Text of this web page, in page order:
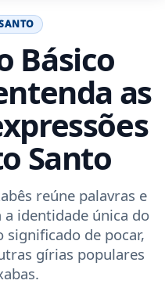
Básico
as
Santo
reúne palavras e
identidade única do
significado de pocar,
gírias populares